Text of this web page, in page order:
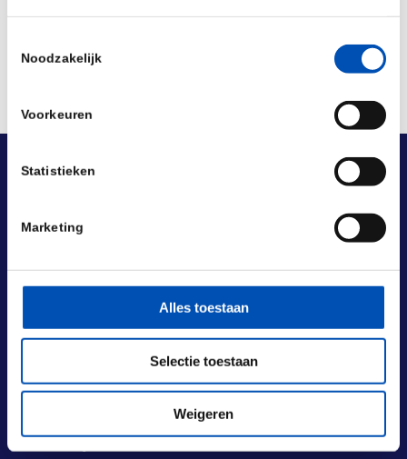
Noodzakelijk
Voorkeuren
Statistieken
Marketing
Alles toestaan
Selectie toestaan
Weigeren